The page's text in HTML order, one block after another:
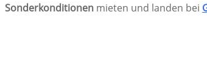
Sonderkonditionen mieten und landen bei